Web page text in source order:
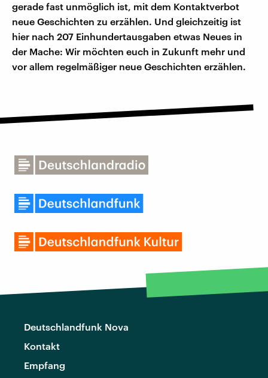
gerade fast unmöglich ist, mit dem Kontaktverbot
neue Geschichten zu erzählen. Und gleichzeitig ist
hier nach 207 Einhundertausgaben etwas Neues in
der Mache: Wir möchten euch in Zukunft mehr und
vor allem regelmäßiger neue Geschichten erzählen.
Deutschlandfunk Nova
Kontakt
Empfang